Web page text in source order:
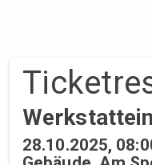
28.10.2025,